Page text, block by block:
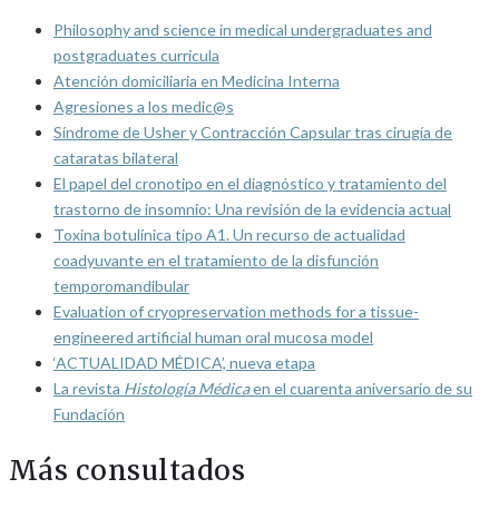
Philosophy and science in medical undergraduates and
postgraduates curricula
Atención domiciliaria en Medicina Interna
Agresiones a los medic@s
Síndrome de Usher y Contracción Capsular tras cirugía de
cataratas bilateral
El papel del cronotipo en el diagnóstico y tratamiento del
trastorno de insomnio: Una revisión de la evidencia actual
Toxina botulínica tipo A1. Un recurso de actualidad
coadyuvante en el tratamiento de la disfunción
temporomandibular
Evaluation of cryopreservation methods for a tissue-
engineered artificial human oral mucosa model
‘ACTUALIDAD MÉDICA’, nueva etapa
La revista Histología Médicaen el cuarenta aniversario de su
Fundación
Más consultados